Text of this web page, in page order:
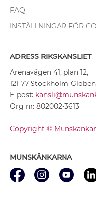
FAQ
INSTÄLLNINGAR FÖR
ADRESS RIKSKANSLIET
Arenavägen 41, plan 12,
121 77 Stockholm-Globen
E-post:
Org nr: 802002-3613
Copyright ©
MUNSKÄNKARNA